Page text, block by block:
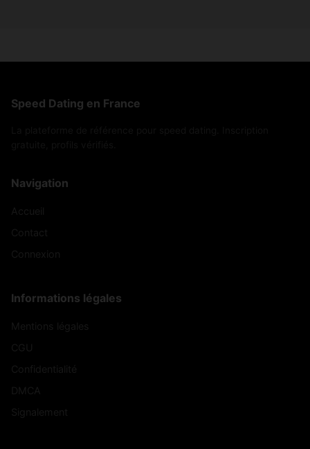
Speed Dating en France
Navigation
Informations légales